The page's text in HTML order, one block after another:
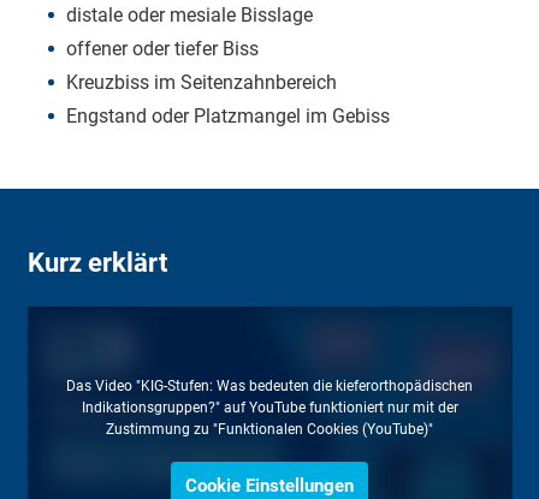
distale oder mesiale Bisslage
offener oder tiefer Biss
Kreuzbiss im Seitenzahnbereich
Engstand oder Platzmangel im Gebiss
Kurz erklärt
Das Video "KIG-Stufen: Was bedeuten die kieferorthopädischen
Indikationsgruppen?" auf YouTube funktioniert nur mit der
Zustimmung zu "Funktionalen Cookies (YouTube)"
Cookie Einstellungen